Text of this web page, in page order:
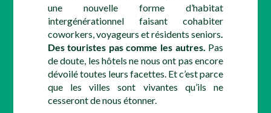
une nouvelle forme d’habitat
intergénérationnel faisant cohabiter
coworkers, voyageurs et résidents seniors.
Des touristes pas comme les autres. Pas
de doute, les hôtels ne nous ont pas encore
dévoilé toutes leurs facettes. Et c’est parce
que les villes sont vivantes qu’ils ne
cesseront de nous étonner.